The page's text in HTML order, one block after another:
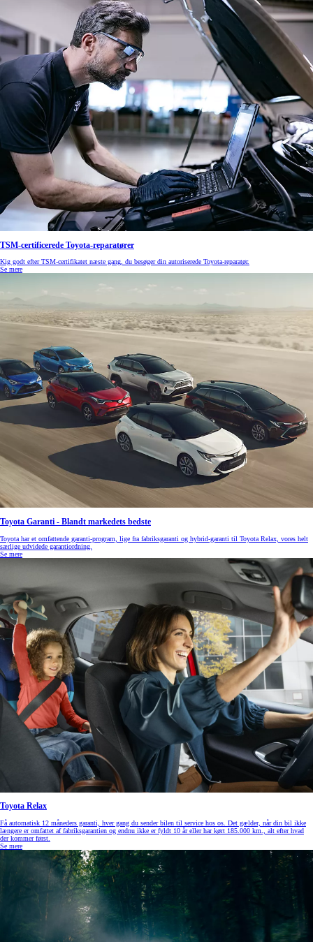
TSM-certificerede Toyota-reparatører
Kig godt efter TSM-certifikatet næste gang, du besøger din autoriserede Toyota-reparatør.
Se mere
Toyota Garanti - Blandt markedets bedste
Toyota har et omfattende garanti-program, lige fra fabriksgaranti og hybrid-garanti til Toyota Relax, vores helt
særlige udvidede garantiordning.
Se mere
Toyota Relax
Få automatisk 12 måneders garanti, hver gang du sender bilen til service hos os. Det gælder, når din bil ikke
længere er omfattet af fabriksgarantien og endnu ikke er fyldt 10 år eller har kørt 185.000 km., alt efter hvad
der kommer først.
Se mere